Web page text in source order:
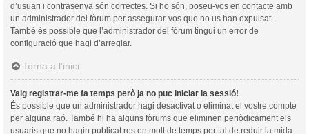
d’usuari i contrasenya són correctes. Si ho són, poseu-vos en contacte amb
un administrador del fòrum per assegurar-vos que no us han expulsat.
També és possible que l’administrador del fòrum tingui un error de
configuració que hagi d’arreglar.
Torna a l’inici
Vaig registrar-me fa temps però ja no puc iniciar la sessió!
És possible que un administrador hagi desactivat o eliminat el vostre compte
per alguna raó. També hi ha alguns fòrums que eliminen periòdicament els
usuaris que no hagin publicat res en molt de temps per tal de reduir la mida